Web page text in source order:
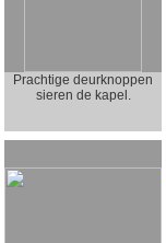
Prachtige deurknoppen
sieren de kapel.